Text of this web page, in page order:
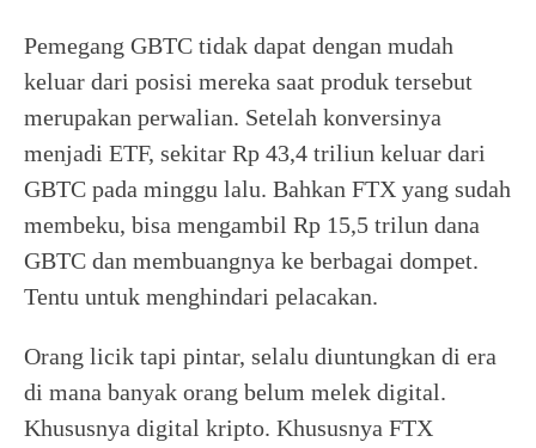
Pemegang GBTC tidak dapat dengan mudah
keluar dari posisi mereka saat produk tersebut
merupakan perwalian. Setelah konversinya
menjadi ETF, sekitar Rp 43,4 triliun keluar dari
GBTC pada minggu lalu. Bahkan FTX yang sudah
membeku, bisa mengambil Rp 15,5 trilun dana
GBTC dan membuangnya ke berbagai dompet.
Tentu untuk menghindari pelacakan.
Orang licik tapi pintar, selalu diuntungkan di era
di mana banyak orang belum melek digital.
Khususnya digital kripto. Khususnya FTX